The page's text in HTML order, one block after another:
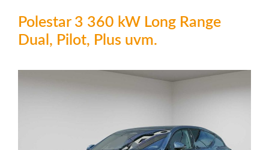
Polestar 3 360 kW Long Range
Dual, Pilot, Plus uvm.